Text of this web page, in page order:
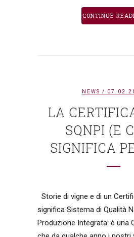
CONTINUE
NEWS /
LA
SQNPI (E
SIGNIFICA
Storie di vigne e di un
significa Sistema di Qualità
Produzione Integrata: è una